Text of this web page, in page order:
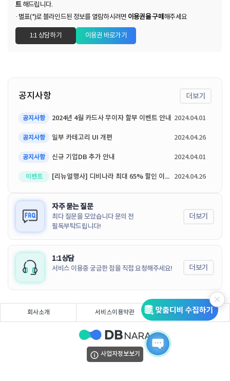
트해드립니다.
· 별표(*)로 블라인드된 정보를 열람하시려면 이용권을 구매 해주세요
1:1 상담하기 이용권 바로가기
공지사항 더보기
공지사항 2024년 4월 카드사 무이자 할부 이벤트 안내 2024.04.01
공지사항 일부 카테고리 UI 개편 2024.04.26
공지사항 신규 기업DB 추가 안내 2024.04.01
이벤트 [리뉴얼행사] 디비나라 최대 65% 할인 이벤트 2024.04.26
자주 묻는 질문
최다 질문을 모았습니다 문의 전
필독부탁드립니다!
더보기
1:1상담
서비스 이용중 궁금한 점을 직접 요청해주세요! 더보기
회사소개 서비스이용약관 개인정보처리방침
사업자정보보기